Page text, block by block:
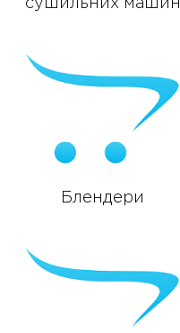
сушильних машин
Блендери